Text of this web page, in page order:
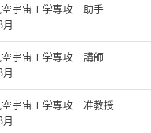
空宇宙工学専攻 助手
空宇宙工学専攻 講師
空宇宙工学専攻 准教授